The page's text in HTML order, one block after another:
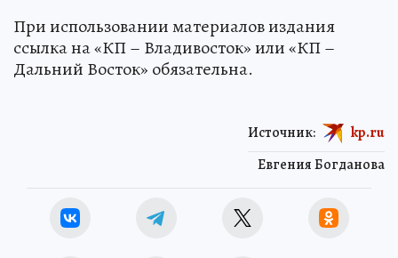
При использовании материалов издания
ссылка на «КП – Владивосток» или «КП –
Дальний Восток» обязательна.
Евгения Богданова
Источник: kp.ru